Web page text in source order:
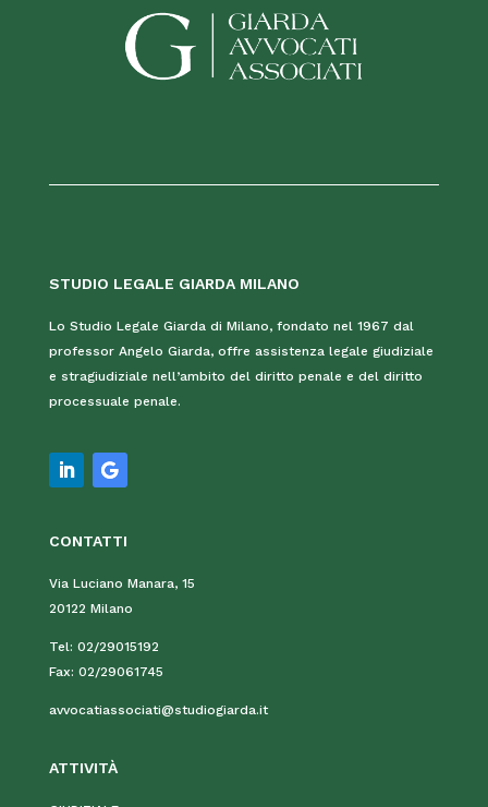
STUDIO LEGALE GIARDA MILANO
Lo Studio Legale Giarda di Milano, fondato nel 1967 dal
professor Angelo Giarda, offre assistenza legale giudiziale
e stragiudiziale nell’ambito del diritto penale e del diritto
processuale penale.
CONTATTI
Via Luciano Manara, 15
20122 Milano
Tel: 02/29015192
Fax: 02/29061745
avvocatiassociati@studiogiarda.it
ATTIVITÀ